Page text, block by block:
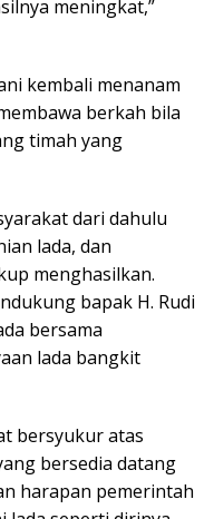
meningkat,”
kembali menanam
berkah bila
timah yang
dari dahulu
lada, dan
menghasilkan.
bapak H. Rudi
bersama
lada bangkit
bersyukur atas
bersedia datang
harapan pemerintah